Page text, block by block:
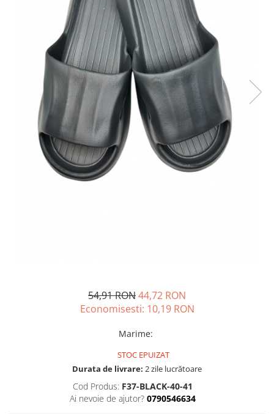
54,91 RON44,72 RON
Economisesti: 10,19 RON
Marime:
STOC EPUIZAT
Durata de livrare: 2 zile lucrătoare
Cod Produs: F37-BLACK-40-41
Ai nevoie de ajutor? 0790546634